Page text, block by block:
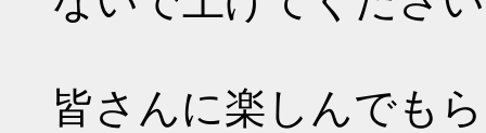
皆さんに楽しんでも